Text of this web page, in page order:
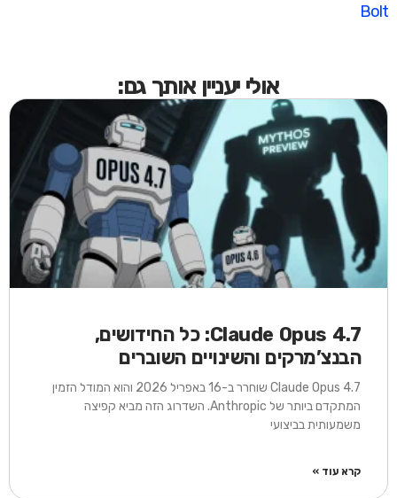
Bolt
אולי יעניין אותך גם:
Claude Opus 4.7: כל החידושים,
הבנצ’מרקים והשינויים השוברים
Claude Opus 4.7 שוחרר ב-16 באפריל 2026 והוא המודל הזמין
המתקדם ביותר של Anthropic. השדרוג הזה מביא קפיצה
משמעותית בביצועי
קרא עוד »